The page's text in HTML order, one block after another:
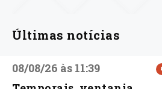
Últimas notícias
08/08/26 às 11:39